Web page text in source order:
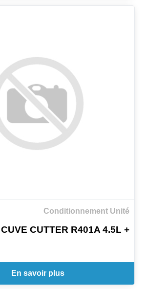
Conditionnement Unité
CUTTER R401A 4.5L +
En savoir plus